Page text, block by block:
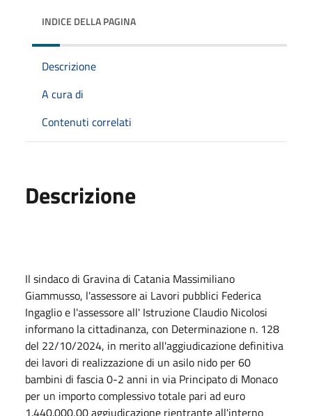
INDICE DELLA PAGINA
Descrizione
A cura di
Contenuti correlati
Descrizione
Il sindaco di Gravina di Catania Massimiliano
Giammusso, l'assessore ai Lavori pubblici Federica
Ingaglio e l'assessore all' Istruzione Claudio Nicolosi
informano la cittadinanza, con Determinazione n. 128
del 22/10/2024, in merito all'aggiudicazione definitiva
dei lavori di realizzazione di un asilo nido per 60
bambini di fascia 0-2 anni in via Principato di Monaco
per un importo complessivo totale pari ad euro
1.440.000,00 aggiudicazione rientrante all'interno